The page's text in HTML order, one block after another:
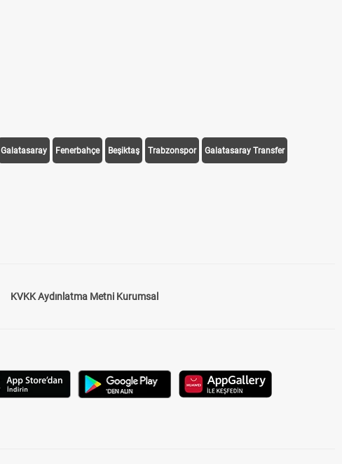
Galatasaray Fenerbahçe Beşiktaş Trabzonspor Galatasaray Transfer
KVKK Aydınlatma Metni Kurumsal